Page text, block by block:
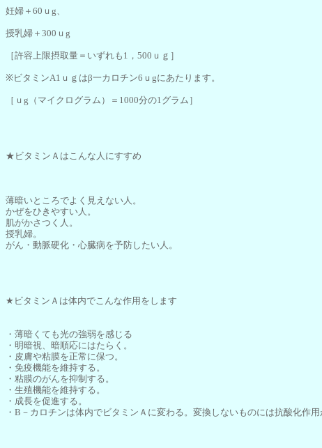
妊婦＋60ｕg、
授乳婦＋300ｕg
［許容上限摂取量＝いずれも1，500ｕｇ］
※ビタミンA1ｕｇはβ一カロチン6ｕgにあたります。
［ｕg（マイクログラム）＝1000分の1グラム］
★ビタミンＡはこんな人にすすめ
薄暗いところでよく見えない人。
かぜをひきやすい人。
肌がかさつく人。
授乳婦。
がん・動脈硬化・心臓病を予防したい人。
★ビタミンＡは体内でこんな作用をします
・薄暗くても光の強弱を感じる
・明暗視、暗順応にはたらく。
・皮膚や粘膜を正常に保つ。
・免疫機能を維持する。
・粘膜のがんを抑制する。
・生殖機能を維持する。
・成長を促進する。
・B－カロチンは体内でビタミンＡに変わる。変換しないものには抗酸化作用